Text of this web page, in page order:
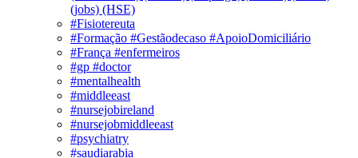
(jobs) (HSE)
#Fisiotereuta
#Formação #Gestãodecaso #ApoioDomiciliário
#França #enfermeiros
#gp #doctor
#mentalhealth
#middleeast
#nursejobireland
#nursejobmiddleeast
#psychiatry
#saudiarabia